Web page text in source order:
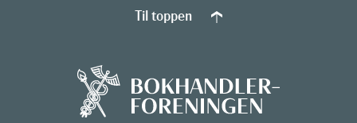
Til toppen